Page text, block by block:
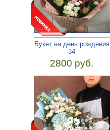
Букет на день рождения
34
2800 руб.